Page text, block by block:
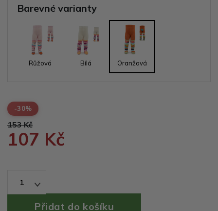
Barevné varianty
Růžová Bílá Oranžová
-30%
153 Kč
107 Kč
1